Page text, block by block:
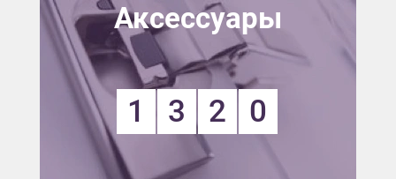
Аксессуары
1 3 2 0